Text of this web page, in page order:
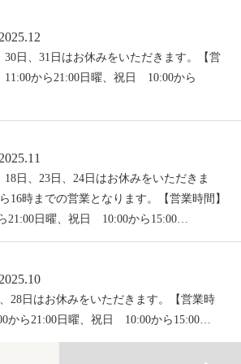
30日、31日はお休みをいただきます。【営
から21:00日曜、祝日 10:00から
18日、23日、24日はお休みをいただきま
16時までの営業となります。【営業時間】
21:00日曜、祝日 10:00から15:00…
28日はお休みをいただきます。【営業時
から21:00日曜、祝日 10:00から15:00…